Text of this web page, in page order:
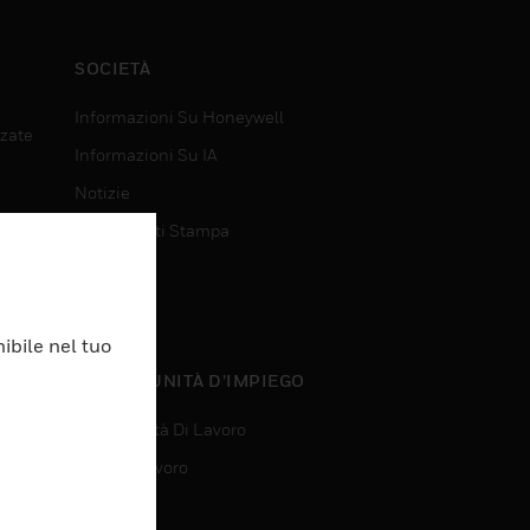
SOCIETÀ
Informazioni Su Honeywell
Informazioni Su IA
Notizie
Comunicati Stampa
OPPORTUNITÀ D’IMPIEGO
Opportunità Di Lavoro
Ricerca Lavoro
nel tuo